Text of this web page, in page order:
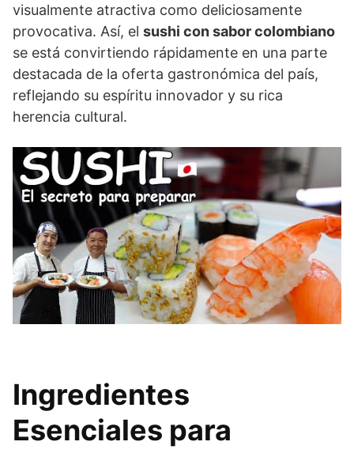
visualmente atractiva como deliciosamente
provocativa. Así, el sushi con sabor colombiano
se está convirtiendo rápidamente en una parte
destacada de la oferta gastronómica del país,
reflejando su espíritu innovador y su rica
herencia cultural.
Ingredientes
Esenciales para